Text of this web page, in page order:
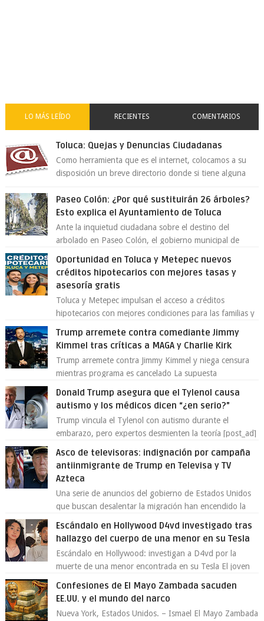
LO MÁS LEÍDO RECIENTES COMENTARIOS
Toluca: Quejas y Denuncias Ciudadanas
Como herramienta que es el internet, colocamos a su
disposición un breve directorio donde si tiene alguna
Paseo Colón: ¿Por qué sustituirán 26 árboles?
Esto explica el Ayuntamiento de Toluca
Ante la inquietud ciudadana sobre el destino del
arbolado en Paseo Colón, el gobierno municipal de
Oportunidad en Toluca y Metepec nuevos
créditos hipotecarios con mejores tasas y
asesoría gratis
Toluca y Metepec impulsan el acceso a créditos
hipotecarios con mejores condiciones para las familias y
Trump arremete contra comediante Jimmy
Kimmel tras críticas a MAGA y Charlie Kirk
Trump arremete contra Jimmy Kimmel y niega censura
mientras programa es cancelado La supuesta
Donald Trump asegura que el Tylenol causa
autismo y los médicos dicen “¿en serio?”
Trump vincula el Tylenol con autismo durante el
embarazo, pero expertos desmienten la teoría [post_ad]
Asco de televisoras: indignación por campaña
antiinmigrante de Trump en Televisa y TV
Azteca
Una serie de anuncios del gobierno de Estados Unidos
que buscan desalentar la migración han encendido la
Escándalo en Hollywood D4vd investigado tras
hallazgo del cuerpo de una menor en su Tesla
Escándalo en Hollywood: investigan a D4vd por la
muerte de una menor encontrada en su Tesla El joven
Confesiones de El Mayo Zambada sacuden
EE.UU. y el mundo del narco
Nueva York, Estados Unidos. – Ismael El Mayo Zambada